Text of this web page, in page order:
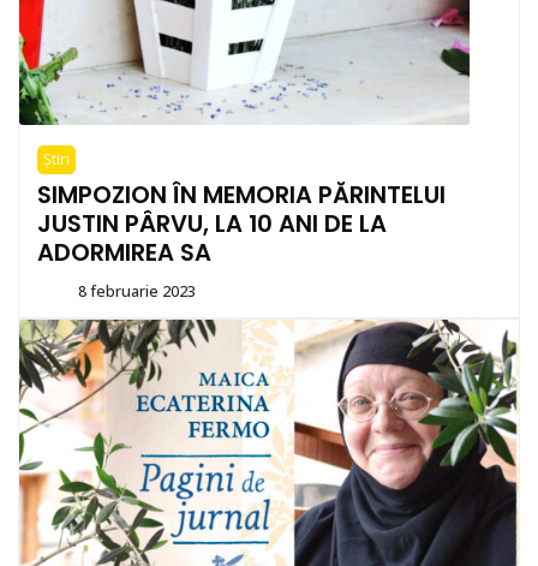
Știri
SIMPOZION ÎN MEMORIA PĂRINTELUI
JUSTIN PÂRVU, LA 10 ANI DE LA
ADORMIREA SA
8 februarie 2023